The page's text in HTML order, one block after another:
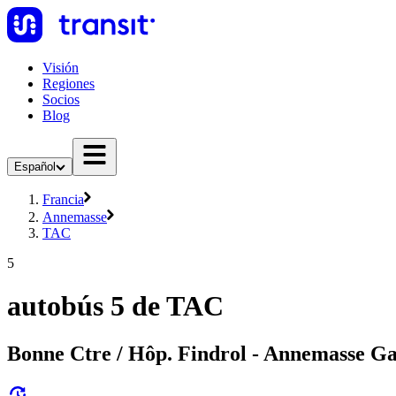
Visión
Regiones
Socios
Blog
Español
Francia
Annemasse
TAC
5
autobús 5 de TAC
Bonne Ctre / Hôp. Findrol - Annemasse